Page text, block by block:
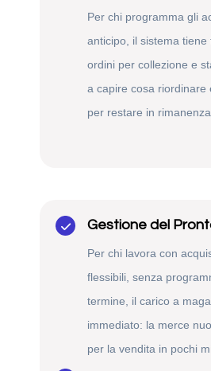
Per chi programma gli
anticipo, il sistema tiene
ordini per collezione e
a capire cosa riordinare
per restare in rimanenza.
Gestione del
Per chi lavora con
flessibili, senza
termine, il carico a
immediato: la merce
per la vendita in pochi